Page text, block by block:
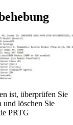
ist, überprüfen Sie
und löschen Sie
PRTG